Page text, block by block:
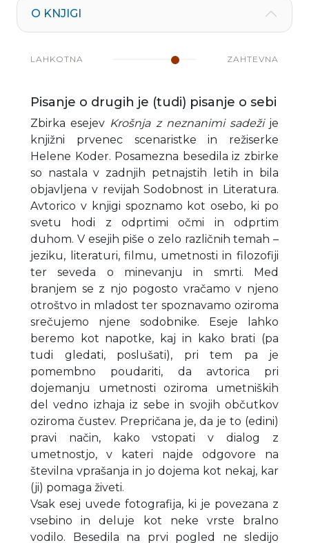
O KNJIGI
LAHKOTNA ZAHTEVNA
Pisanje o drugih je (tudi) pisanje o sebi
Zbirka esejev Krošnja z neznanimi sadežije
knjižni prvenec scenaristke in režiserke
Helene Koder. Posamezna besedila iz zbirke
so nastala v zadnjih petnajstih letih in bila
objavljena v revijah Sodobnost in Literatura.
Avtorico v knjigi spoznamo kot osebo, ki po
svetu hodi z odprtimi očmi in odprtim
duhom. V esejih piše o zelo različnih temah –
jeziku, literaturi, filmu, umetnosti in filozofiji
ter seveda o minevanju in smrti. Med
branjem se z njo pogosto vračamo v njeno
otroštvo in mladost ter spoznavamo oziroma
srečujemo njene sodobnike. Eseje lahko
beremo kot napotke, kaj in kako brati (pa
tudi gledati, poslušati), pri tem pa je
pomembno poudariti, da avtorica pri
dojemanju umetnosti oziroma umetniških
del vedno izhaja iz sebe in svojih občutkov
oziroma čustev. Prepričana je, da je to (edini)
pravi način, kako vstopati v dialog z
umetnostjo, v kateri najde odgovore na
številna vprašanja in jo dojema kot nekaj, kar
(ji) pomaga živeti.
Vsak esej uvede fotografija, ki je povezana z
vsebino in deluje kot neke vrste bralno
vodilo. Besedila na prvi pogled ne sledijo